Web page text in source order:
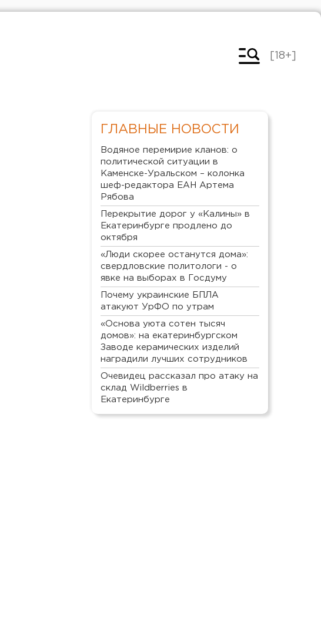
[18+]
ГЛАВНЫЕ НОВОСТИ
Водяное перемирие кланов: о
политической ситуации в
Каменске-Уральском – колонка
шеф-редактора ЕАН Артема
Рябова
Перекрытие дорог у «Калины» в
Екатеринбурге продлено до
октября
«Люди скорее останутся дома»:
свердловские политологи - о
явке на выборах в Госдуму
Почему украинские БПЛА
атакуют УрФО по утрам
«Основа уюта сотен тысяч
домов»: на екатеринбургском
Заводе керамических изделий
наградили лучших сотрудников
Очевидец рассказал про атаку на
склад Wildberries в
Екатеринбурге